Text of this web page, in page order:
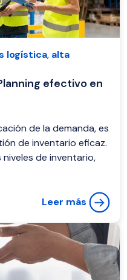
logística, alta
efectivo en
de la demanda, es
de inventario eficaz.
de inventario,
Leer más